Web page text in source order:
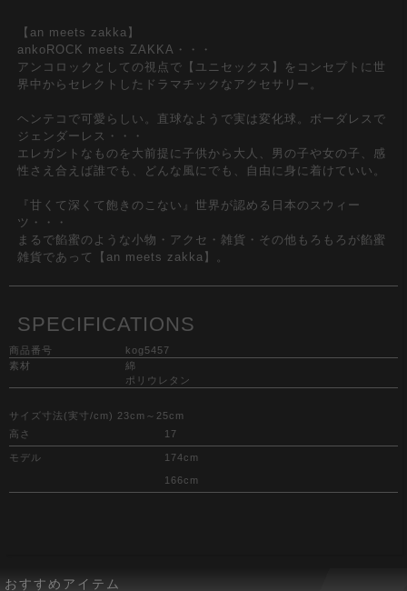
【an meets zakka】
ankoROCK meets ZAKKA・・・
アンコロックとしての視点で【ユニセックス】をコンセプトに世
界中からセレクトしたドラマチックなアクセサリー。
ヘンテコで可愛らしい。直球なようで実は変化球。ボーダレスで
ジェンダーレス・・・
エレガントなものを大前提に子供から大人、男の子や女の子、感
性さえ合えば誰でも、どんな風にでも、自由に身に着けていい。
『甘くて深くて飽きのこない』世界が認める日本のスウィー
ツ・・・
まるで餡蜜のような小物・アクセ・雑貨・その他もろもろが餡蜜
雑貨であって【an meets zakka】。
SPECIFICATIONS
商品番号
kog5457
素材
綿
ポリウレタン
サイズ寸法(実寸/cm) 23cm～25cm
高さ
17
モデル 174cm
166cm
おすすめアイテム